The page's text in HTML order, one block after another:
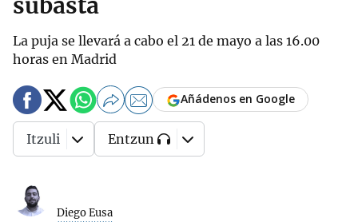
La puja se llevará a cabo el 21 de mayo a las 16.00
horas en Madrid
Diego Eusa
Añádenos en Google
Itzuli Entzun